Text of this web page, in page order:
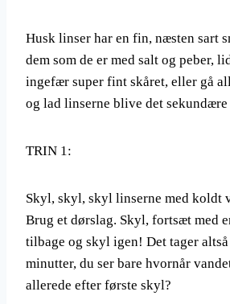
Husk linser har en fin, næsten sart
dem som de er med salt og peber,
ingefær super fint skåret, eller gå
og lad linserne blive det
TRIN 1:
Skyl, skyl, skyl linserne med koldt
Brug et dørslag. Skyl, fortsæt med
tilbage og skyl igen! Det tager
minutter, du ser bare hvornår
allerede efter første skyl?